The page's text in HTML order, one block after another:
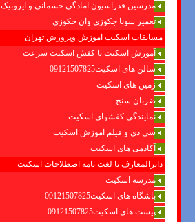
مدرسین فدراسیون امادگی جسمانی و ایروبیک
تعمیر سونا جکوزی وان جکوزی
مسابقات اسکیت اموزش وپرورش تهران
آموزش اسکیت با کفش اسکیت سرعت
سالن های اسکیت09121507825
زمین های اسکیت
ضربان سنج
نمایندگی کفشهای اسکیت
سی دی و فیلم آموزش اسکیت
آکادمی های اسکیت
دایرالمعارف یا لغت نامه اصطلاحات اسکیت
مدرسه اسکیت
باشگاه های اسکیت09121507825
پیست های اسکیت09121507825